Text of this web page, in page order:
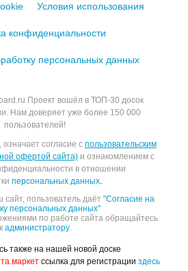
Проект вошёл в ТОП-30 досок
Нам доверяет уже более 150 000
пользователей!
согласие с пользовательским
офертой сайта) и ознакомлением с
в отношении
персональных данных.
пользователь даёт "Согласие на
персональных данных"
по работе сайта обращайтесь
к администратору.
Условия использования
конфиденциальности
персональных данных
также на нашей новой доске
ссылка для регистрации здесь